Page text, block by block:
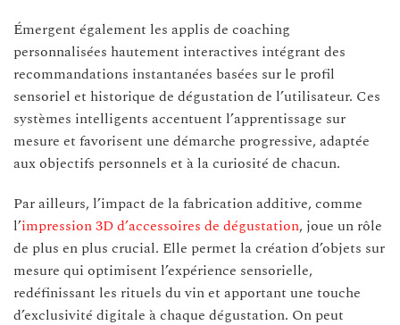
Émergent également les applis de coaching
personnalisées hautement interactives intégrant des
recommandations instantanées basées sur le profil
sensoriel et historique de dégustation de l’utilisateur. Ces
systèmes intelligents accentuent l’apprentissage sur
mesure et favorisent une démarche progressive, adaptée
aux objectifs personnels et à la curiosité de chacun.
Par ailleurs, l’impact de la fabrication additive, comme
l’impression 3D d’accessoires de dégustation, joue un rôle
de plus en plus crucial. Elle permet la création d’objets sur
mesure qui optimisent l’expérience sensorielle,
redéfinissant les rituels du vin et apportant une touche
d’exclusivité digitale à chaque dégustation. On peut